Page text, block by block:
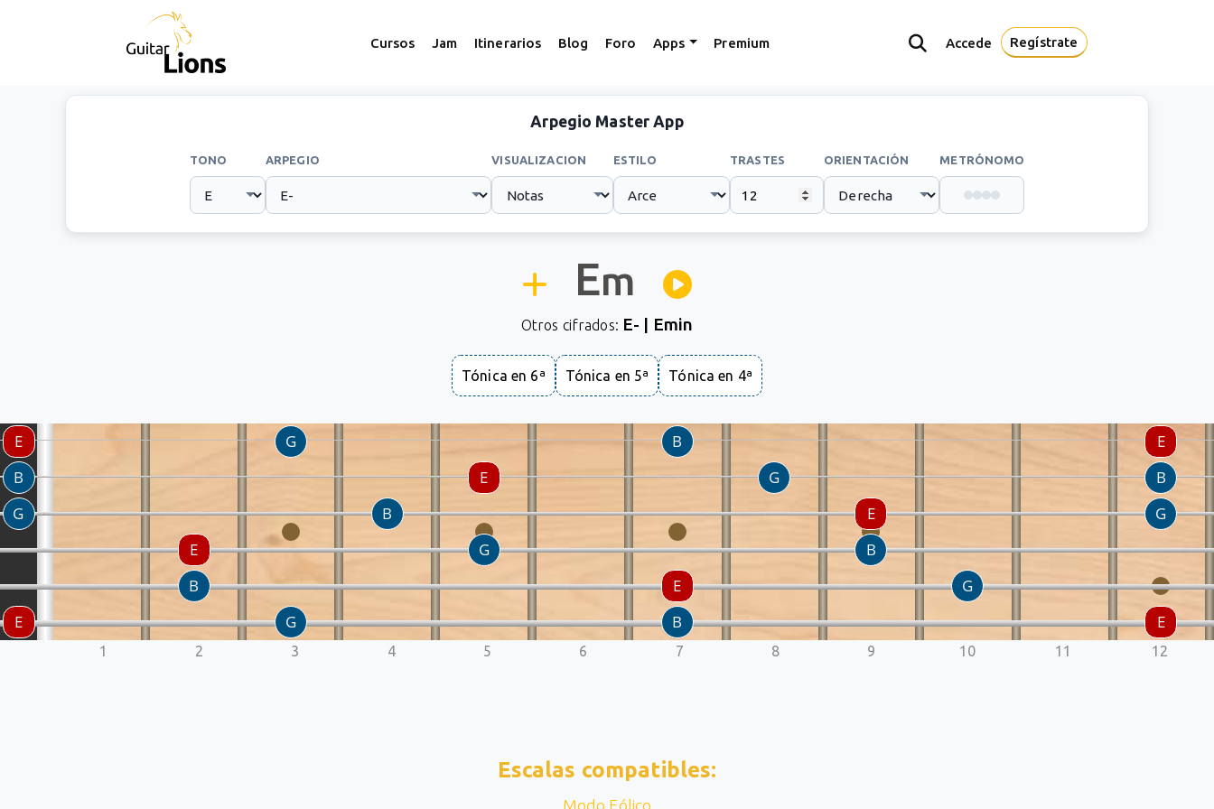
Cursos Jam Itinerarios Blog Foro Apps Premium Accede Regístrate
Arpegio Master App
TONO ARPEGIO VISUALIZACION ESTILO TRASTES ORIENTACIÓN METRÓNOMO
Em
Otros cifrados: E- | Emin
Tónica en 6ª Tónica en 5ª Tónica en 4ª
1 2 3 4 5 6 7 8 9 10 11 12
Escalas compatibles:
Modo Eólico